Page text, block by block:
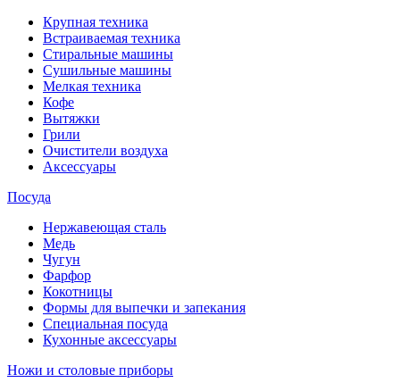
Крупная техника
Встраиваемая техника
Стиральные машины
Сушильные машины
Мелкая техника
Кофе
Вытяжки
Грили
Очистители воздуха
Аксессуары
Посуда
Нержавеющая сталь
Медь
Чугун
Фарфор
Кокотницы
Формы для выпечки и запекания
Специальная посуда
Кухонные аксессуары
Ножи и столовые приборы